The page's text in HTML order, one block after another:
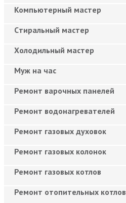
Компьютерный мастер
Cтиральный мастер
Холодильный мастер
Муж на час
Ремонт варочных панелей
Ремонт водонагревателей
Ремонт газовых духовок
Ремонт газовых колонок
Ремонт газовых котлов
Ремонт отопительных котлов